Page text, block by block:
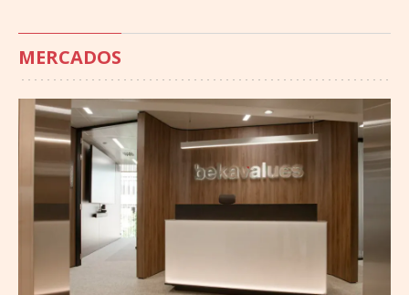
MERCADOS